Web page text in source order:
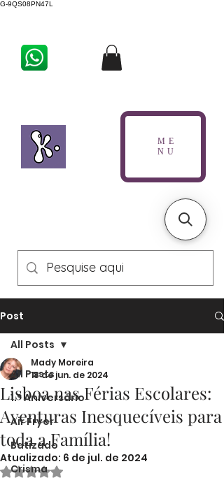
G-9QS08PN47L
ME
NU
Post
All Posts
1.º Aniversário
Air Fryer
Batizado
Crisma
All Posts
Lisboa nas Férias Escolares:
Aventuras Inesquecíveis para
toda a Família!
Mady Moreira
18 de jun. de 2024
Atualizado: 6 de jul. de 2024
Avaliado com NaN de 5 estrelas.